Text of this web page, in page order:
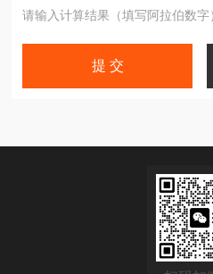
请输入计算结果（填写阿拉伯数